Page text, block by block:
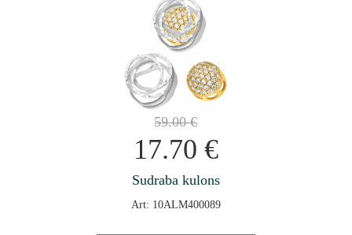
59.00€
17.70 €
Sudraba kulons
Art: 10ALM400089